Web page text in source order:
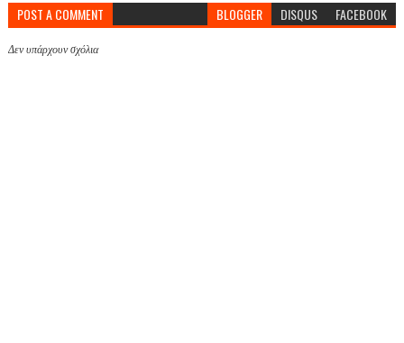
POST A COMMENT BLOGGER DISQUS FACEBOOK
Δεν υπάρχουν σχόλια